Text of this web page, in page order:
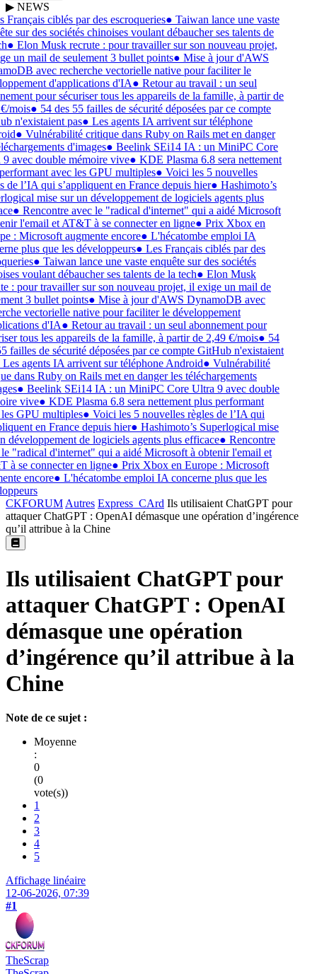
▶ NEWS
ciblés par des escroqueries●Taiwan lance une vaste
sur des sociétés chinoises voulant débaucher ses talents de
●Elon Musk recrute : pour travailler sur son nouveau projet,
un mail de seulement 3 bullet points●Mise à jour d'AWS
avec recherche vectorielle native pour faciliter le
d'applications d'IA●Retour au travail : un seul
pour sécuriser tous les appareils de la famille, à partir de
mois●54 des 55 failles de sécurité déposées par ce compte
n'existaient pas●Les agents IA arrivent sur téléphone
●Vulnérabilité critique dans Ruby on Rails met en danger
d'images●Beelink SEi14 IA : un MiniPC Core
avec double mémoire vive●KDE Plasma 6.8 sera nettement
avec les GPU multiples●Voici les 5 nouvelles
de l’IA qui s’appliquent en France depuis hier●Hashimoto’s
mise sur un développement de logiciels agents plus
●Rencontre avec le "radical d'internet" qui a aidé Microsoft
l'email et AT&T à se connecter en ligne●Prix Xbox en
: Microsoft augmente encore●L'hécatombe emploi IA
plus que les développeurs●Les Français ciblés par des
●Taiwan lance une vaste enquête sur des sociétés
voulant débaucher ses talents de la tech●Elon Musk
: pour travailler sur son nouveau projet, il exige un mail de
3 bullet points●Mise à jour d'AWS DynamoDB avec
vectorielle native pour faciliter le développement
d'IA●Retour au travail : un seul abonnement pour
tous les appareils de la famille, à partir de 2,49 €/mois●54
failles de sécurité déposées par ce compte GitHub n'existaient
agents IA arrivent sur téléphone Android●Vulnérabilité
dans Ruby on Rails met en danger les téléchargements
●Beelink SEi14 IA : un MiniPC Core Ultra 9 avec double
vive●KDE Plasma 6.8 sera nettement plus performant
GPU multiples●Voici les 5 nouvelles règles de l’IA qui
en France depuis hier●Hashimoto’s Superlogical mise
développement de logiciels agents plus efficace●Rencontre
"radical d'internet" qui a aidé Microsoft à obtenir l'email et
à se connecter en ligne●Prix Xbox en Europe : Microsoft
encore●L'hécatombe emploi IA concerne plus que les
CKFORUMAutres Express_CArd Ils utilisaient ChatGPT pour
attaquer ChatGPT : OpenAI démasque une opération d’ingérence
qu’il attribue à la Chine
Ils utilisaient ChatGPT pour
attaquer ChatGPT : OpenAI
démasque une opération
d’ingérence qu’il attribue à la
Chine
Note de ce sujet :
Moyenne
:
0
(0
vote(s))
1
2
3
4
5
Affichage linéaire
12-06-2026, 07:39
#1
TheScrap